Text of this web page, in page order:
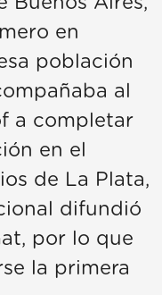
en
población
al
a completar
en el
de La Plata,
difundió
por lo que
la primera